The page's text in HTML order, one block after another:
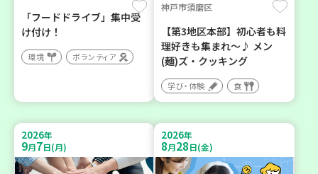
「フードドライブ」集中受
け付け！
環境 ボランティア
神戸市須磨区
【第3地区本部】初心者も料
理好きも集まれ～♪ メン
(麺)ズ・クッキング
学び・体験 食
2026年
9月7日(月)
2026年
8月28日(金)